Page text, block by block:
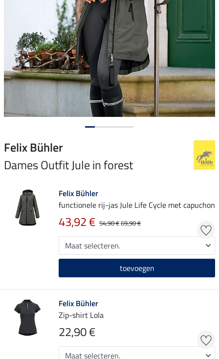
Felix Bühler
Dames Outfit Jule in forest
Felix Bühler
functionele rij-jas Jule Life Cycle met capuchon
43,92 € 54,90 €69,90 €
toevoegen
Felix Bühler
Zip-shirt Lola
22,90 €